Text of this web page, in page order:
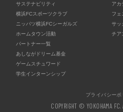
サステナビリティ
横浜FCスポーツクラブ
ニッパツ横浜FCシーガルズ
ホームタウン活動
パートナー一覧
あしながドリーム基金
ゲームスチュワード
学生インターンシップ
アカ
フェ
サッ
チア
プライバシーポ
COPYRIGHT © YOKOHAMA FC.